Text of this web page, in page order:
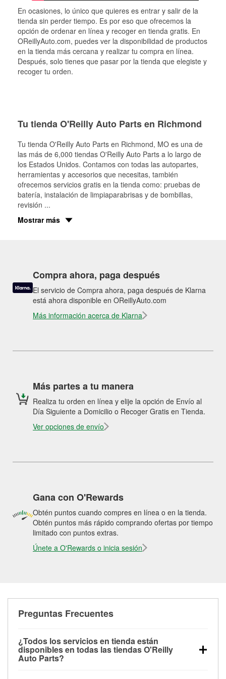
En ocasiones, lo único que quieres es entrar y salir de la
tienda sin perder tiempo. Es por eso que ofrecemos la
opción de ordenar en línea y recoger en tienda gratis. En
OReillyAuto.com, puedes ver la disponibilidad de productos
en la tienda más cercana y realizar tu compra en línea.
Después, solo tienes que pasar por la tienda que elegiste y
recoger tu orden.
Tu tienda O'Reilly Auto Parts en Richmond
Tu tienda O'Reilly Auto Parts en Richmond, MO es una de
las más de 6,000 tiendas O'Reilly Auto Parts a lo largo de
los Estados Unidos. Contamos con todas las autopartes,
herramientas y accesorios que necesitas, también
ofrecemos servicios gratis en la tienda como: pruebas de
batería, instalación de limpiaparabrisas y de bombillas,
revisión ...
Mostrar más
Compra ahora, paga después
El servicio de Compra ahora, paga después de Klarna
está ahora disponible en OReillyAuto.com
Más información acerca de Klarna
Más partes a tu manera
Realiza tu orden en línea y elije la opción de Envío al
Día Siguiente a Domicilio o Recoger Gratis en Tienda.
Ver opciones de envío
Gana con O'Rewards
Obtén puntos cuando compres en línea o en la tienda.
Obtén puntos más rápido comprando ofertas por tiempo
limitado con puntos extras.
Únete a O'Rewards o inicia sesión
Preguntas Frecuentes
¿Todos los servicios en tienda están
disponibles en todas las tiendas O'Reilly
Auto Parts?